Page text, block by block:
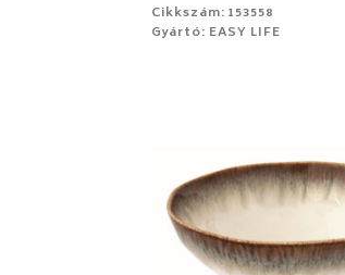
Cikkszám: 153558
Gyártó: EASY LIFE